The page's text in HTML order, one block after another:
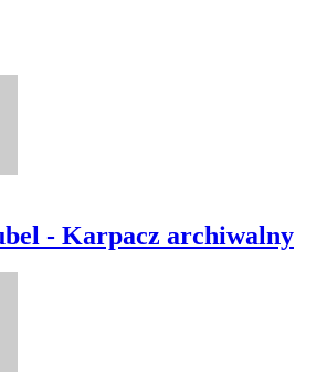
- Karpacz archiwalny